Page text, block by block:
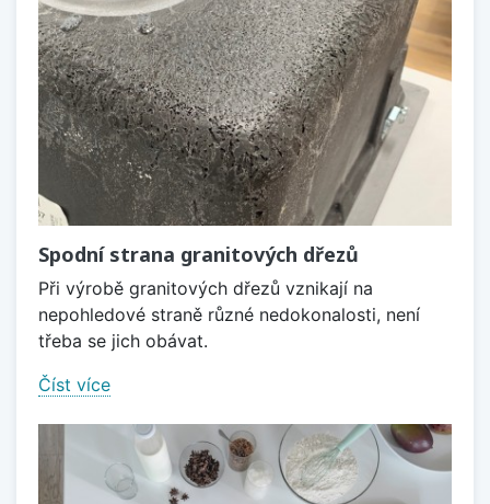
Spodní strana granitových dřezů
Při výrobě granitových dřezů vznikají na
nepohledové straně různé nedokonalosti, není
třeba se jich obávat.
Číst více